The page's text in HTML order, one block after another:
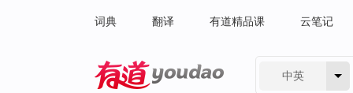
词典 翻译 有道精品课 云笔记
中英